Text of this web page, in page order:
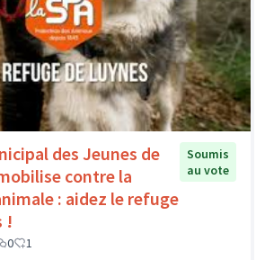
des Jeunes de
contre la
: aidez le refuge
!
Soumis
au vote
0 1